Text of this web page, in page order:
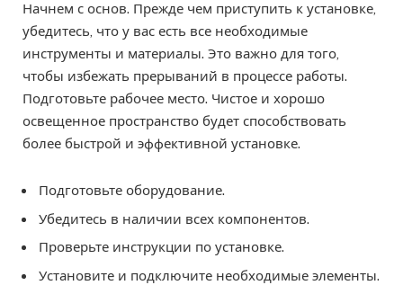
Начнем с основ. Прежде чем приступить к установке,
убедитесь, что у вас есть все необходимые
инструменты и материалы. Это важно для того,
чтобы избежать прерываний в процессе работы.
Подготовьте рабочее место. Чистое и хорошо
освещенное пространство будет способствовать
более быстрой и эффективной установке.
Подготовьте оборудование.
Убедитесь в наличии всех компонентов.
Проверьте инструкции по установке.
Установите и подключите необходимые элементы.